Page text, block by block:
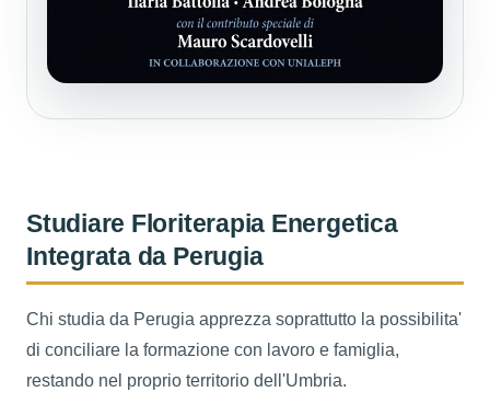
Studiare Floriterapia Energetica
Integrata da Perugia
Chi studia da Perugia apprezza soprattutto la possibilita'
di conciliare la formazione con lavoro e famiglia,
restando nel proprio territorio dell'Umbria.